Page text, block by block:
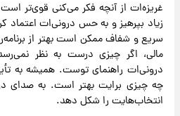
غریزه‌ات از آنچه فکر می‌کنی قوی‌تر
زیاد بپرهیز و به حس درونی‌ات اعتماد
سریع و شفاف ممکن است بهتر از
مالی، اگر چیزی درست به نظر
درونی‌ات راهنمای توست. همیشه به
چه چیزی برایت بهتر است. به صدای
انتخاب‌هایت را شکل دهد.